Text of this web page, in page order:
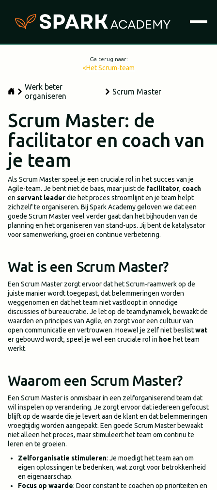
Ga terug naar:
<Het Scrum-team
Werk beter
organiseren
Scrum Master
Scrum Master: de
facilitator en coach van
je team
Als Scrum Master speel je een cruciale rol in het succes van je
Agile-team. Je bent niet de baas, maar juist de facilitator, coach
en servant leaderdie het proces stroomlijnt en je team helpt
zichzelf te organiseren. Bij Spark Academy geloven we dat een
goede Scrum Master veel verder gaat dan het bijhouden van de
planning en het organiseren van stand-ups. Jij bent de katalysator
voor samenwerking, groei en continue verbetering.
Wat is een Scrum Master?
Een Scrum Master zorgt ervoor dat het Scrum-raamwerk op de
juiste manier wordt toegepast, dat belemmeringen worden
weggenomen en dat het team niet vastloopt in onnodige
discussies of bureaucratie. Je let op de teamdynamiek, bewaakt de
waarden en principes van Agile, en zorgt voor een cultuur van
open communicatie en vertrouwen. Hoewel je zelf niet beslistwat
er gebouwd wordt, speel je wel een cruciale rol in hoe het team
werkt.
Waarom een Scrum Master?
Een Scrum Master is onmisbaar in een zelforganiserend team dat
wil inspelen op verandering. Je zorgt ervoor dat iedereen gefocust
blijft op de waarde die je levert aan de klant en dat belemmeringen
vroegtijdig worden aangepakt. Een goede Scrum Master bewaakt
niet alleen het proces, maar stimuleert het team om continu te
leren en te groeien.
Zelforganisatie stimuleren: Je moedigt het team aan om
eigen oplossingen te bedenken, wat zorgt voor betrokkenheid
en eigenaarschap.
Focus op waarde: Door constant te coachen op prioriteiten en